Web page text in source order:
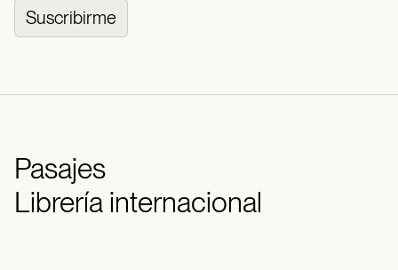
Suscribirme
Pasajes
Librería internacional